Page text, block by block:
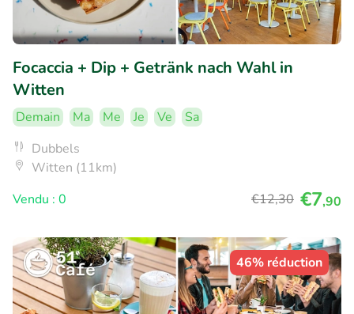
Focaccia + Dip + Getränk nach Wahl in
Witten
Demain Ma Me Je Ve
Sa
Dubbels
Witten (11km)
Vendu : 0
€12,30 €7,90
46% réduction